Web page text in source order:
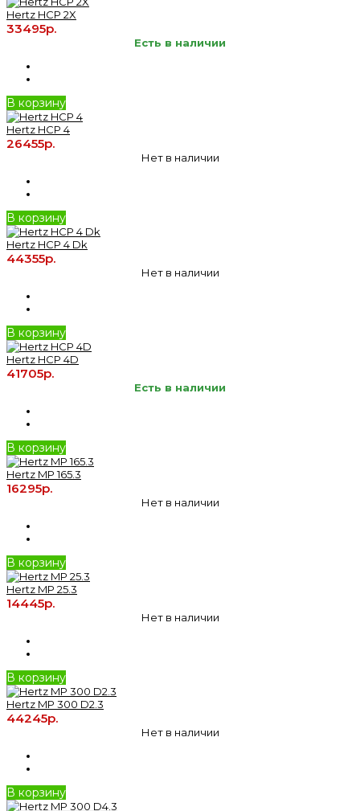
Hertz HCP 2X
33495р.
Есть в наличии
В корзину
Hertz HCP 4
26455р.
Нет в наличии
В корзину
Hertz HCP 4 Dk
44355р.
Нет в наличии
В корзину
Hertz HCP 4D
41705р.
Есть в наличии
В корзину
Hertz MP 165.3
16295р.
Нет в наличии
В корзину
Hertz MP 25.3
14445р.
Нет в наличии
В корзину
Hertz MP 300 D2.3
44245р.
Нет в наличии
В корзину